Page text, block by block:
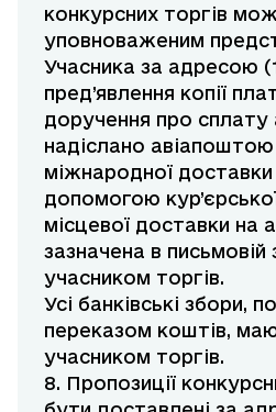
конкурсних торгів
уповноваженим
Учасника за адресою
пред’явлення копії
доручення про сплату
надіслано
міжнародної доставки
допомогою
місцевої доставки на
зазначена в письмовій
учасником торгів.
Усі банківські збори,
переказом коштів,
учасником торгів.
8. Пропозиції